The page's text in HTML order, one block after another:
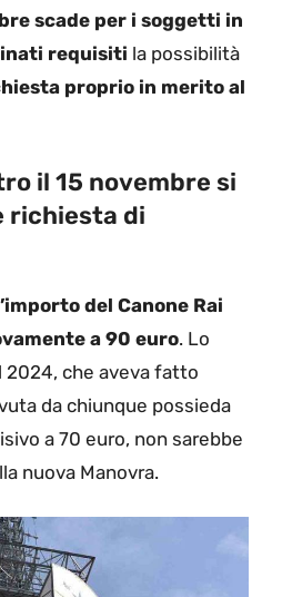
scade per i soggetti in
requisiti la possibilità
proprio in merito al
il 15 novembre si
richiesta di
del Canone Rai
a 90 euro. Lo
che aveva fatto
da chiunque possieda
a 70 euro, non sarebbe
nuova Manovra.